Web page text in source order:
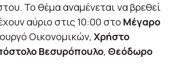
Το θέμα αναμένεται να βρεθεί
αύριο στις 10:00 στο Μέγαρο
Οικονομικών, Χρήστο
Βεσυρόπουλο, Θεόδωρο